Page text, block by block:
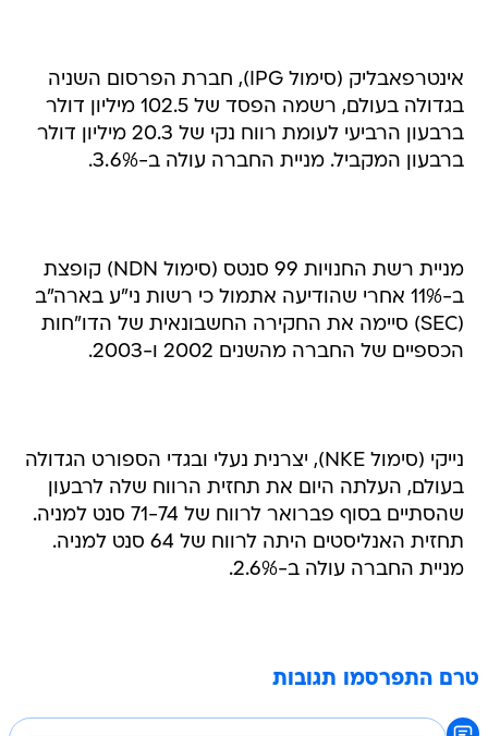
אינטרפאבליק (סימול IPG), חברת הפרסום השניה
בגדולה בעולם, רשמה הפסד של 102.5 מיליון דולר
ברבעון הרביעי לעומת רווח נקי של 20.3 מיליון דולר
ברבעון המקביל. מניית החברה עולה ב-3.6%.
מניית רשת החנויות 99 סנטס (סימול NDN) קופצת
ב-11% אחרי שהודיעה אתמול כי רשות ני"ע בארה"ב
(SEC) סיימה את החקירה החשבונאית של הדו"חות
הכספיים של החברה מהשנים 2002 ו-2003.
נייקי (סימול NKE), יצרנית נעלי ובגדי הספורט הגדולה
בעולם, העלתה היום את תחזית הרווח שלה לרבעון
שהסתיים בסוף פברואר לרווח של 71-74 סנט למניה.
תחזית האנליסטים היתה לרווח של 64 סנט למניה.
מניית החברה עולה ב-2.6%.
טרם התפרסמו תגובות